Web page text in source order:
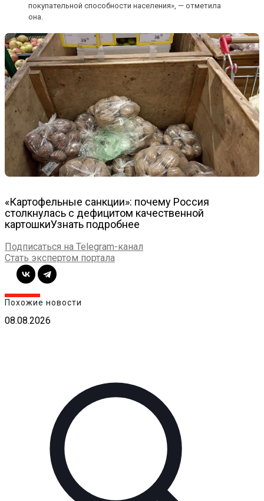
покупательной способности населения», — отметила
она.
«Картофельные санкции»: почему Россия
столкнулась с дефицитом качественной
картошкиУзнать подробнее
Подписаться на Telegram-канал
Стать экспертом портала
Похожие новости
08.08.2026